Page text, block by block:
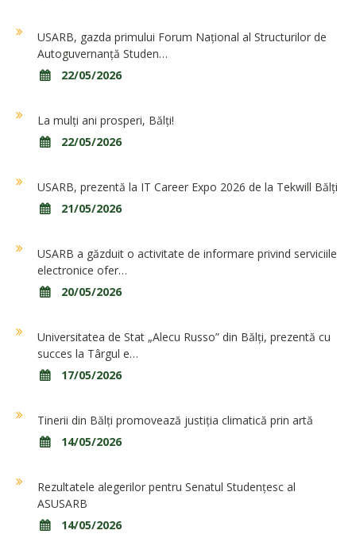
USARB, gazda primului Forum Național al Structurilor de
Autoguvernanță Studen…
22/05/2026
La mulți ani prosperi, Bălți!
22/05/2026
USARB, prezentă la IT Career Expo 2026 de la Tekwill Bălți
21/05/2026
USARB a găzduit o activitate de informare privind serviciile
electronice ofer…
20/05/2026
Universitatea de Stat „Alecu Russo” din Bălți, prezentă cu
succes la Târgul e…
17/05/2026
Tinerii din Bălți promovează justiția climatică prin artă
14/05/2026
Rezultatele alegerilor pentru Senatul Studențesc al
ASUSARB
14/05/2026